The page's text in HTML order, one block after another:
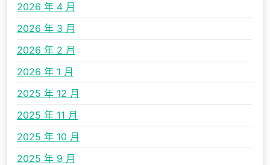
2026 年 4 月
2026 年 3 月
2026 年 2 月
2026 年 1 月
2025 年 12 月
2025 年 11 月
2025 年 10 月
2025 年 9 月